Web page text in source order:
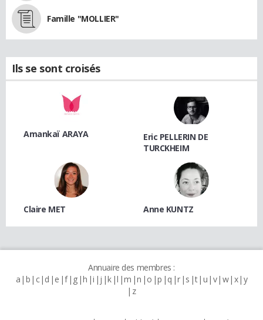
Famille "MOLLIER"
Ils se sont croisés
Amankaï ARAYA
Eric PELLERIN DE
TURCKHEIM
Claire MET Anne KUNTZ
Annuaire des membres :
a b c d e f g h i j k l m n o p q r s t u v w x y
z